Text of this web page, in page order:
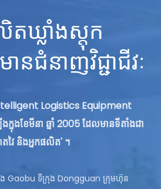
ឃ្លាំងស្តុក
ជំនាញវិជ្ជាជីវៈ
Logistics Equipment
ក្នុងខែមីនា ឆ្នាំ 2005 ដែលមានទីតាំងជា
តវៃ និងអ្នកផលិត' ។
ង Gaobu ទីក្រុង Dongguan ក្រុមហ៊ុន